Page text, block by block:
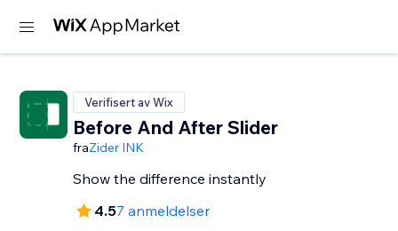
Verifisert av Wix
Before And After Slider
fraZider INK
Show the difference instantly
4.57 anmeldelser